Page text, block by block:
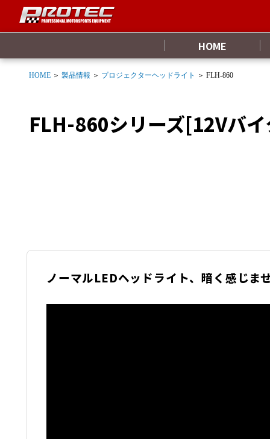
HOME
HOME ＞ 製品情報 ＞ プロジェクターヘッドライト ＞ FLH-860
FLH-860シリーズ[12Vバ
ノーマルLEDヘッドライト、暗く感じま